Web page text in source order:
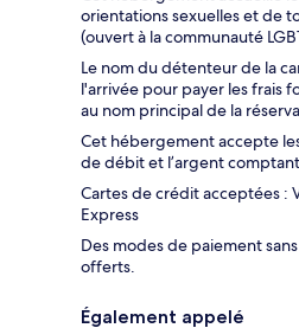
orientations sexuelles et de
(ouvert à la communauté
Le nom du détenteur de la
l'arrivée pour payer les frais
au nom principal de la
Cet hébergement accepte
de débit et l’argent
Cartes de crédit acceptées :
Express
Des modes de paiement
offerts.
Également appelé